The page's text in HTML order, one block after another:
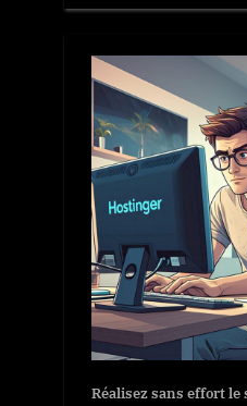
Réalisez sans effort le